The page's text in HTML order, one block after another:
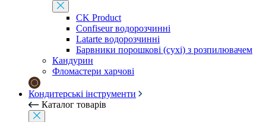
CK Product
Confiseur водорозчинні
Latarte водорозчинні
Барвники порошкові (сухі) з розпилювачем
Кандурин
Фломастери харчові
Кондитерські інструменти
Каталог товарів